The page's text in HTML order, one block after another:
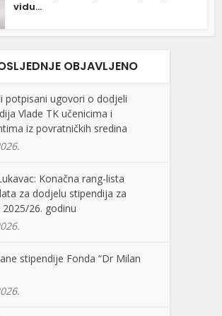
vidu...
OBJAVLJENO
potpisani ugovori o dodjeli
Vlade TK učenicima i
iz povratničkih sredina
Konačna rang-lista
za dodjelu stipendija za
2025/26. godinu
stipendije Fonda “Dr Milan